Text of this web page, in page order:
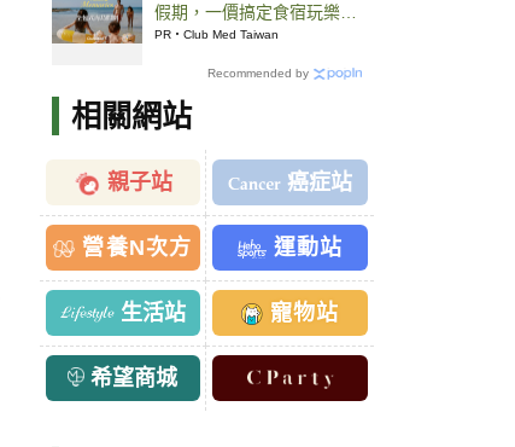
假期，一價搞定食宿玩樂，
省錢更省心！
PR・Club Med Taiwan
Recommended by
相關網站
親子站 癌症站
營養N次方 運動站
生活站 寵物站
希望商城